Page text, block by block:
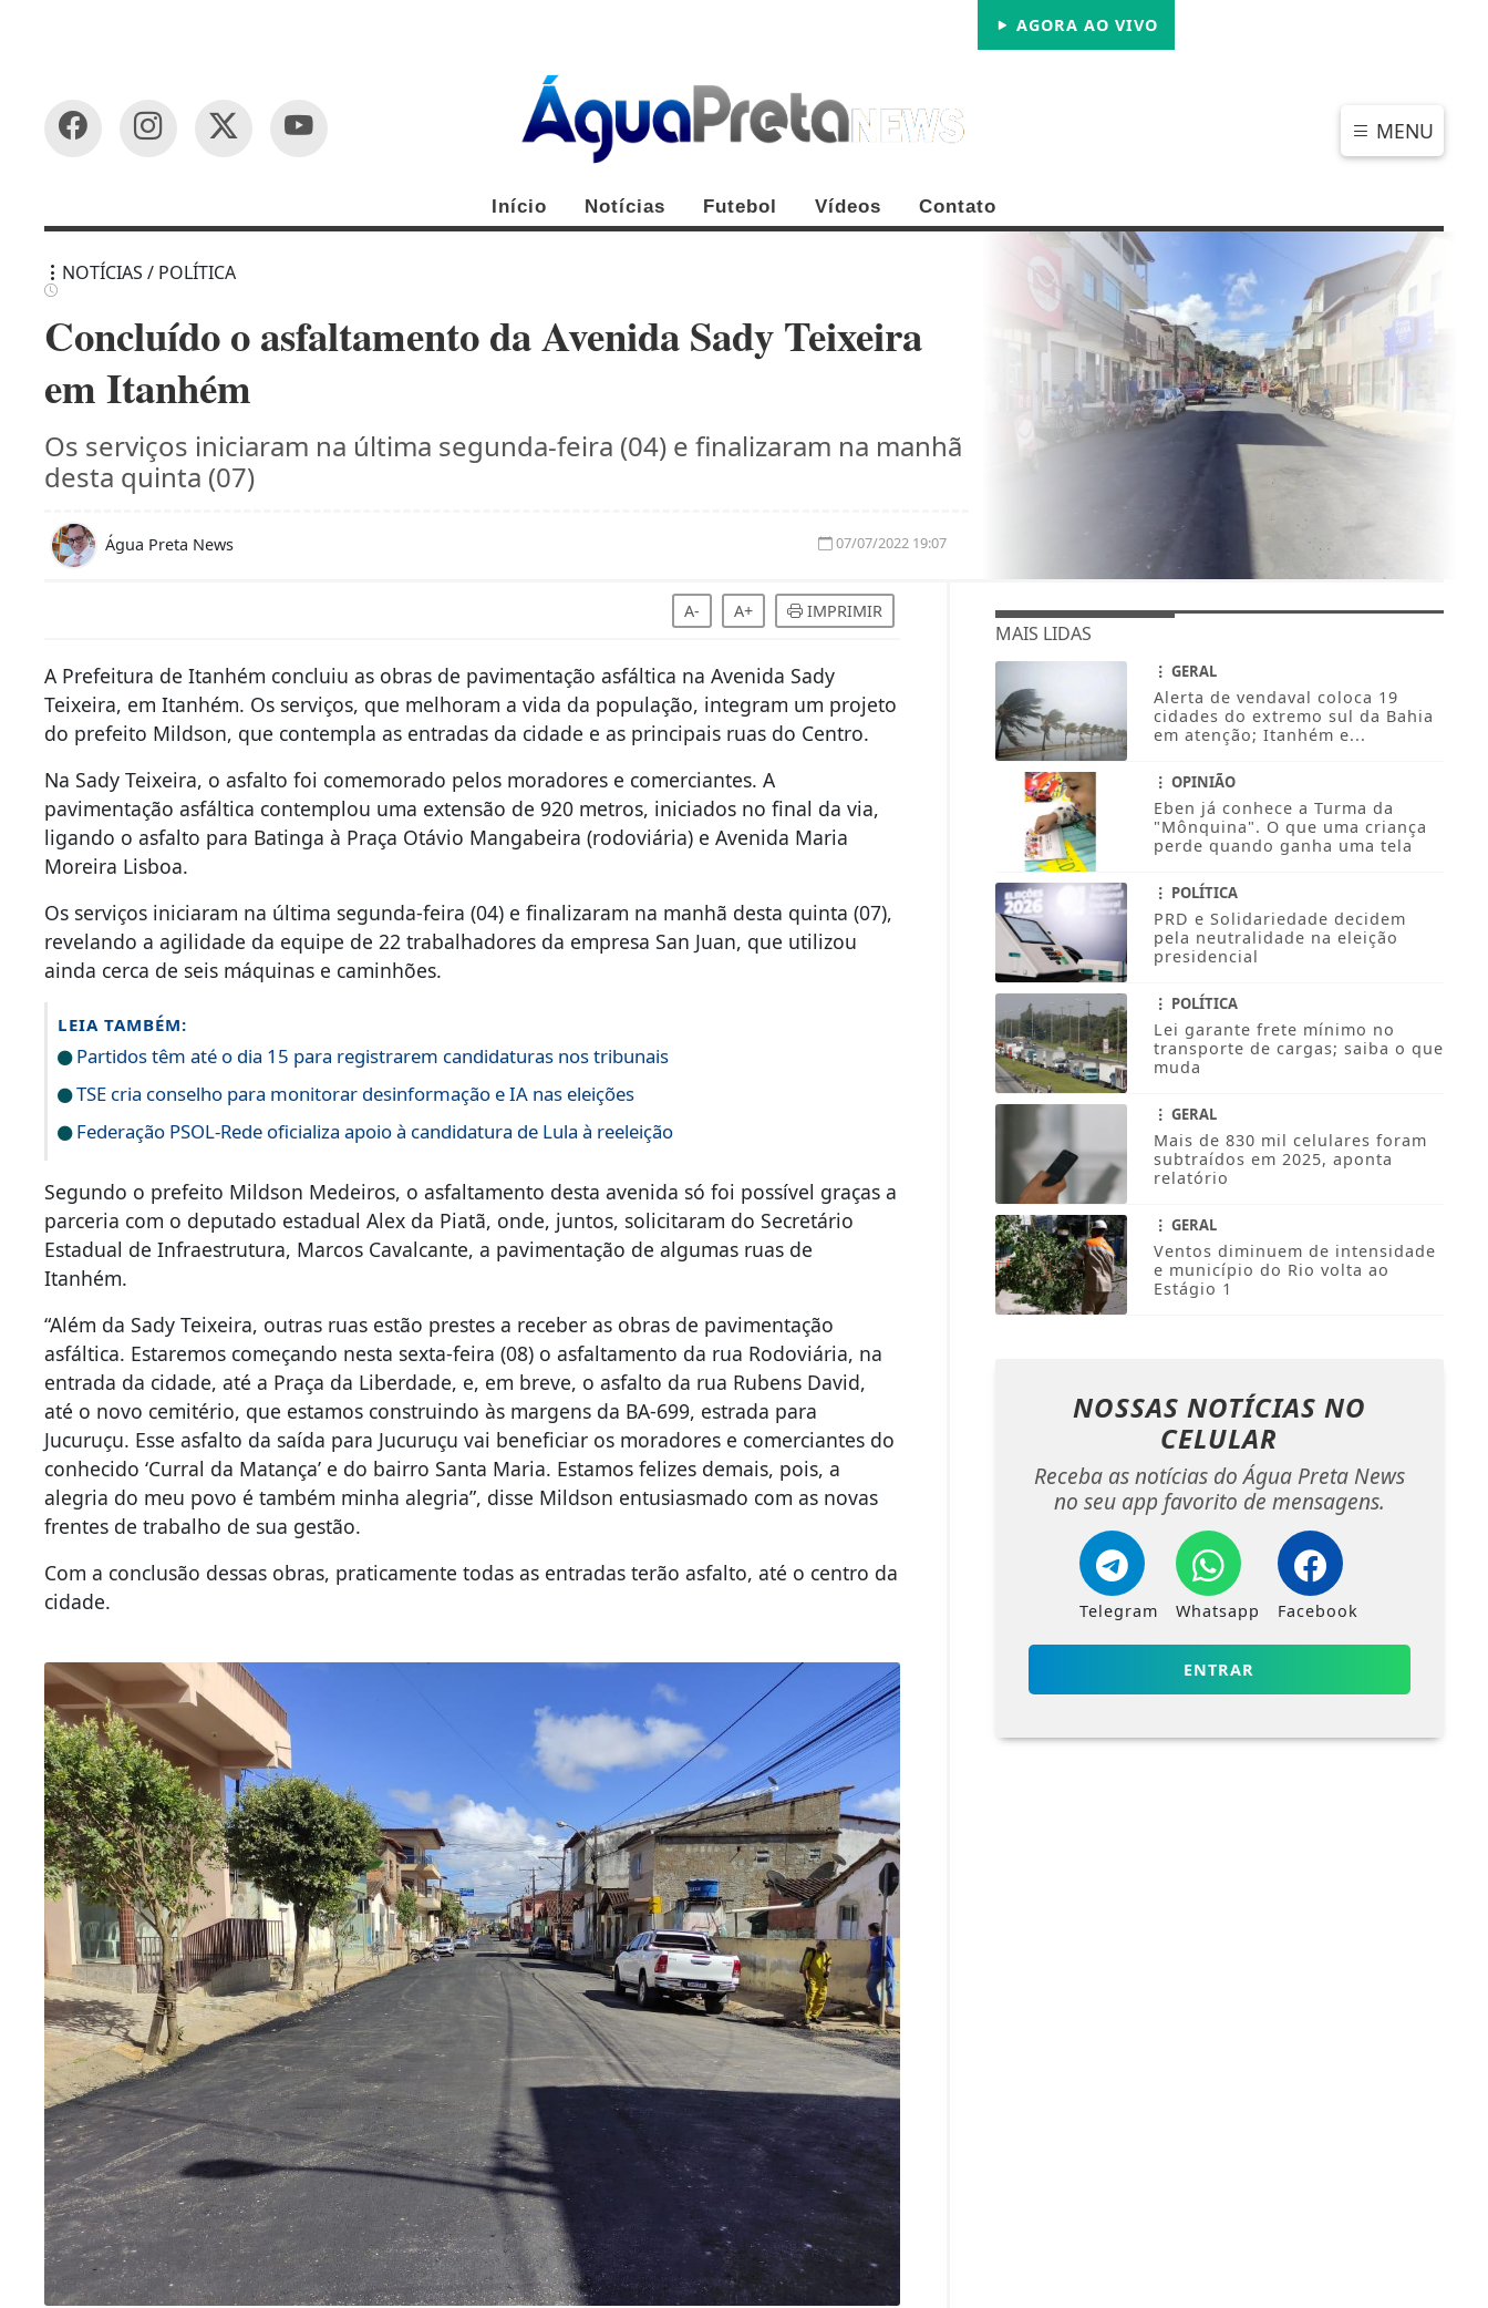
AGORA AO VIVO
MENU
Início Notícias Futebol Vídeos Contato
NOTÍCIAS / POLÍTICA
Concluído o asfaltamento da Avenida Sady Teixeira
em Itanhém
Os serviços iniciaram na última segunda-feira (04) e finalizaram na manhã
desta quinta (07)
Água Preta News 07/07/2022 19:07
A- A+ IMPRIMIR
A Prefeitura de Itanhém concluiu as obras de pavimentação asfáltica na Avenida Sady
Teixeira, em Itanhém. Os serviços, que melhoram a vida da população, integram um projeto
do prefeito Mildson, que contempla as entradas da cidade e as principais ruas do Centro.
Na Sady Teixeira, o asfalto foi comemorado pelos moradores e comerciantes. A
pavimentação asfáltica contemplou uma extensão de 920 metros, iniciados no final da via,
ligando o asfalto para Batinga à Praça Otávio Mangabeira (rodoviária) e Avenida Maria
Moreira Lisboa.
Os serviços iniciaram na última segunda-feira (04) e finalizaram na manhã desta quinta (07),
revelando a agilidade da equipe de 22 trabalhadores da empresa San Juan, que utilizou
ainda cerca de seis máquinas e caminhões.
LEIA TAMBÉM:
Partidos têm até o dia 15 para registrarem candidaturas nos tribunais
TSE cria conselho para monitorar desinformação e IA nas eleições
Federação PSOL-Rede oficializa apoio à candidatura de Lula à reeleição
Segundo o prefeito Mildson Medeiros, o asfaltamento desta avenida só foi possível graças a
parceria com o deputado estadual Alex da Piatã, onde, juntos, solicitaram do Secretário
Estadual de Infraestrutura, Marcos Cavalcante, a pavimentação de algumas ruas de
Itanhém.
“Além da Sady Teixeira, outras ruas estão prestes a receber as obras de pavimentação
asfáltica. Estaremos começando nesta sexta-feira (08) o asfaltamento da rua Rodoviária, na
entrada da cidade, até a Praça da Liberdade, e, em breve, o asfalto da rua Rubens David,
até o novo cemitério, que estamos construindo às margens da BA-699, estrada para
Jucuruçu. Esse asfalto da saída para Jucuruçu vai beneficiar os moradores e comerciantes do
conhecido ‘Curral da Matança’ e do bairro Santa Maria. Estamos felizes demais, pois, a
alegria do meu povo é também minha alegria”, disse Mildson entusiasmado com as novas
frentes de trabalho de sua gestão.
Com a conclusão dessas obras, praticamente todas as entradas terão asfalto, até o centro da
cidade.
MAIS LIDAS
GERAL
Alerta de vendaval coloca 19
cidades do extremo sul da Bahia
em atenção; Itanhém e...
OPINIÃO
Eben já conhece a Turma da
"Mônquina". O que uma criança
perde quando ganha uma tela
POLÍTICA
PRD e Solidariedade decidem
pela neutralidade na eleição
presidencial
POLÍTICA
Lei garante frete mínimo no
transporte de cargas; saiba o que
muda
GERAL
Mais de 830 mil celulares foram
subtraídos em 2025, aponta
relatório
GERAL
Ventos diminuem de intensidade
e município do Rio volta ao
Estágio 1
NOSSAS NOTÍCIAS NO
CELULAR
Receba as notícias do Água Preta News
no seu app favorito de mensagens.
Telegram Whatsapp Facebook
ENTRAR